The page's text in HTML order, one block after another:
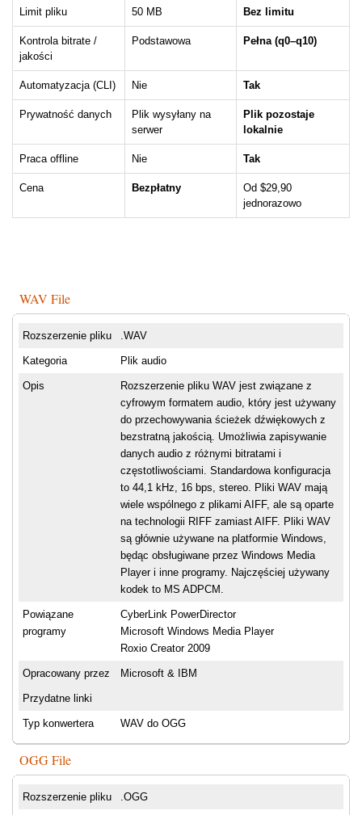
Limit pliku 50 MB Bez limitu
Kontrola bitrate /
jakości
Podstawowa Pełna (q0–q10)
Automatyzacja (CLI) Nie Tak
Prywatność danych
Plik wysyłany na
serwer
Plik pozostaje
lokalnie
Praca offline Nie Tak
Cena Bezpłatny
Od $29,90
jednorazowo
WAV File
Rozszerzenie pliku .WAV
Kategoria Plik audio
Opis
Rozszerzenie pliku WAV jest związane z
cyfrowym formatem audio, który jest używany
do przechowywania ścieżek dźwiękowych z
bezstratną jakością. Umożliwia zapisywanie
danych audio z różnymi bitratami i
częstotliwościami. Standardowa konfiguracja
to 44,1 kHz, 16 bps, stereo. Pliki WAV mają
wiele wspólnego z plikami AIFF, ale są oparte
na technologii RIFF zamiast AIFF. Pliki WAV
są głównie używane na platformie Windows,
będąc obsługiwane przez Windows Media
Player i inne programy. Najczęściej używany
kodek to MS ADPCM.
Powiązane
programy
CyberLink PowerDirector
Microsoft Windows Media Player
Roxio Creator 2009
Opracowany przez Microsoft & IBM
Przydatne linki
Typ konwertera WAV do OGG
OGG File
Rozszerzenie pliku .OGG